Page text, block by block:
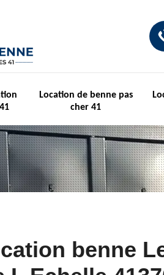
Location de benne pas
cher 41
benne